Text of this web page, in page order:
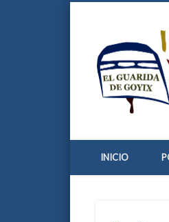
Un navío con fuego de 36 libras
Google+
INICIO